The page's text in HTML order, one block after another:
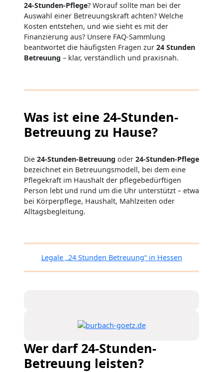
24-Stunden-Pflege? Worauf sollte man bei der
Auswahl einer Betreuungskraft achten? Welche
Kosten entstehen, und wie sieht es mit der
Finanzierung aus? Unsere FAQ-Sammlung
beantwortet die häufigsten Fragen zur 24 Stunden
Betreuung – klar, verständlich und praxisnah.
Was ist eine 24-Stunden-
Betreuung zu Hause?
Die 24-Stunden-Betreuung oder 24-Stunden-Pflege
bezeichnet ein Betreuungsmodell, bei dem eine
Pflegekraft im Haushalt der pflegebedürftigen
Person lebt und rund um die Uhr unterstützt – etwa
bei Körperpflege, Haushalt, Mahlzeiten oder
Alltagsbegleitung.
Legale „24 Stunden Betreuung“ in Hessen
Wer darf 24-Stunden-
Betreuung leisten?